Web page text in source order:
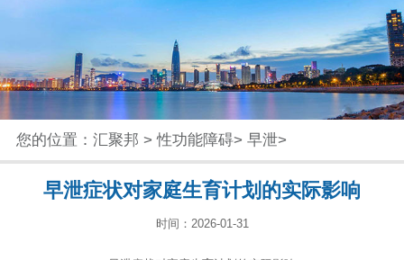
您的位置： 汇聚邦 >性功能障碍> 早泄>
早泄症状对家庭生育计划的实际影响
时间：2026-01-31